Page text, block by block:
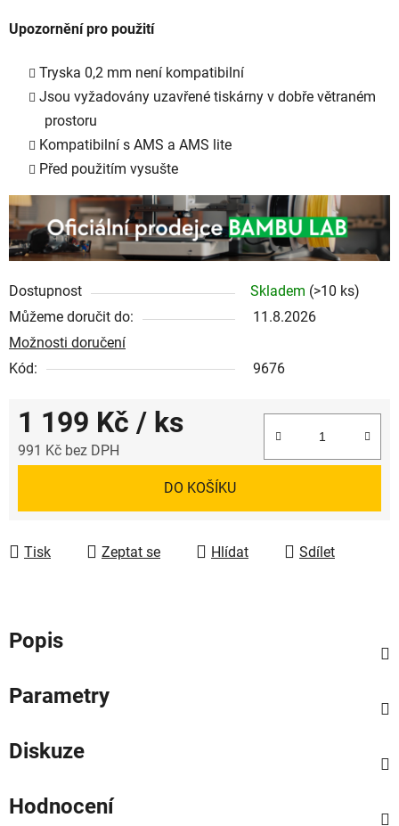
Upozornění pro použití
Tryska 0,2 mm není kompatibilní
Jsou vyžadovány uzavřené tiskárny v dobře větraném
prostoru
Kompatibilní s AMS a AMS lite
Před použitím vysušte
Dostupnost Skladem (>10 ks)
Můžeme doručit do:
11.8.2026
Možnosti doručení
Kód:
9676
1 199 Kč / ks
991 Kč bez DPH
DO KOŠÍKU
Tisk Zeptat se Hlídat Sdílet
Popis
Parametry
Diskuze
Hodnocení